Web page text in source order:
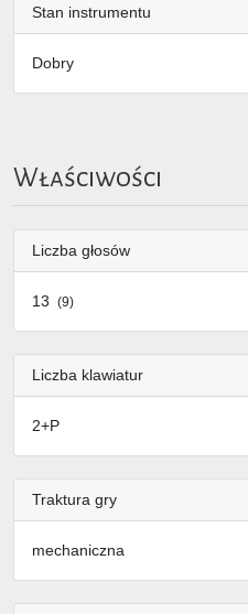
Stan instrumentu
Dobry
Właściwości
Liczba głosów
13 (9)
Liczba klawiatur
2+P
Traktura gry
mechaniczna